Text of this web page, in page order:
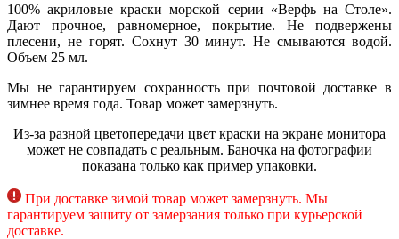
100% акриловые краски морской серии «Верфь на Столе».
Дают прочное, равномерное, покрытие. Не подвержены
плесени, не горят. Сохнут 30 минут. Не смываются водой.
Объем 25 мл.
Мы не гарантируем сохранность при почтовой доставке в
зимнее время года. Товар может замерзнуть.
Из-за разной цветопередачи цвет краски на экране монитора
может не совпадать с реальным. Баночка на фотографии
показана только как пример упаковки.
При доставке зимой товар может замерзнуть. Мы
гарантируем защиту от замерзания только при курьерской
доставке.